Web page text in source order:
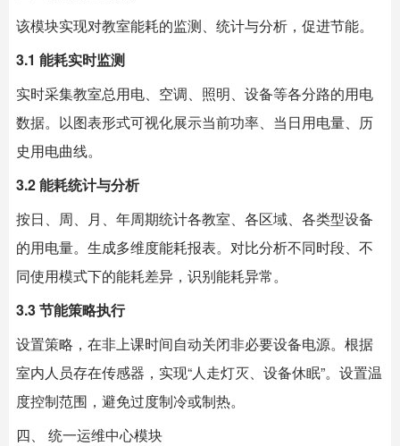
该模块实现对教室能耗的监测、统计与分析，促进节能。
3.1 能耗实时监测
实时采集教室总用电、空调、照明、设备等各分路的用电
数据。以图表形式可视化展示当前功率、当日用电量、历
史用电曲线。
3.2 能耗统计与分析
按日、周、月、年周期统计各教室、各区域、各类型设备
的用电量。生成多维度能耗报表。对比分析不同时段、不
同使用模式下的能耗差异，识别能耗异常。
3.3 节能策略执行
设置策略，在非上课时间自动关闭非必要设备电源。根据
室内人员存在传感器，实现“人走灯灭、设备休眠”。设置温
度控制范围，避免过度制冷或制热。
四、 统一运维中心模块